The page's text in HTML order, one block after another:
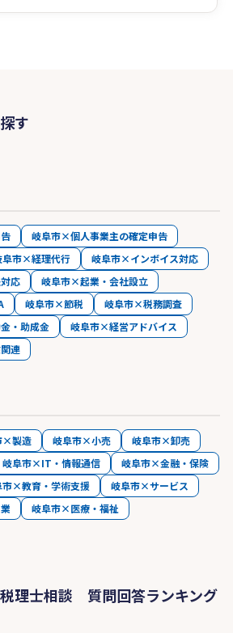
す
岐阜市×個人事業主の確定申告
阜市×経理代行
岐阜市×インボイス対応
応
岐阜市×起業・会社設立
岐阜市×節税
岐阜市×税務調査
・助成金
岐阜市×経営アドバイス
連
×製造 岐阜市×小売
岐阜市×卸売
岐阜市×IT・情報通信
岐阜市×金融・保険
市×教育・学術支援
岐阜市×サービス
岐阜市×医療・福祉
理士相談 質問回答ランキング